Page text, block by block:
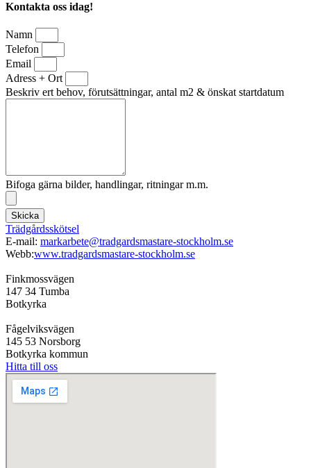
Kontakta oss idag!
Namn
Telefon
Email
Adress + Ort
Beskriv ert behov, förutsättningar, antal m2 & önskat startdatum
Bifoga gärna bilder, handlingar, ritningar m.m.
Skicka
Trädgårdsskötsel
E-mail: markarbete@tradgardsmastare-stockholm.se
Webb:www.tradgardsmastare-stockholm.se
Finkmossvägen
147 34 Tumba
Botkyrka
Fågelviksvägen
145 53 Norsborg
Botkyrka kommun
Hitta till oss